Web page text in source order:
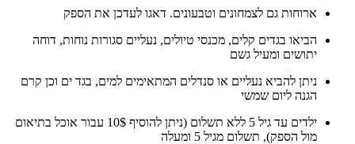
ארוחות גם לצמחונים וטבעונים. דאגו לעדכן את הספק
הביאו בגדים קלים, מכנסי טיולים, נעליים סגורות נוחות, דוחה
יתושים ומעיל גשם
ניתן להביא נעליים או סנדלים המתאימים למים, בגד ים וכן קרם
הגנה ליום שמשי
ילדים עד גיל 5 ללא תשלום (ניתן להוסיף 10$ עבור אוכל בתיאום
מול הספק), תשלום מגיל 5 ומעלה